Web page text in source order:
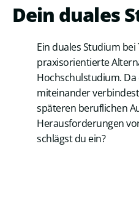
Dein duales
Ein duales Studium
praxisorientierte
Hochschulstudium.
miteinander
späteren beruflichen
Herausforderungen
schlägst du ein?